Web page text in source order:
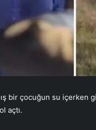
bir çocuğun su
açtı.